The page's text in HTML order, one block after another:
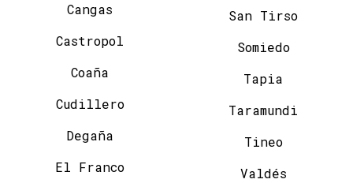
Cangas
Castropol
Coaña
Cudillero
Degaña
El Franco
San Tirso
Somiedo
Tapia
Taramundi
Tineo
Valdés